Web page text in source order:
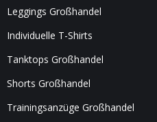
Leggings Großhandel
Individuelle T-Shirts
Tanktops Großhandel
Shorts Großhandel
Trainingsanzüge Großhandel